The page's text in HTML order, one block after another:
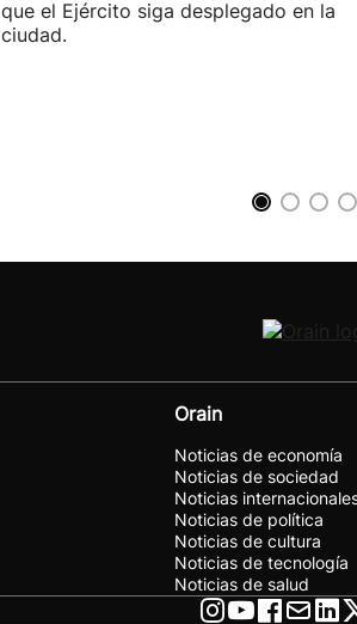
que el Ejército siga desplegado en la
ciudad.
Orain
Noticias de economía
Noticias de sociedad
Noticias
Noticias de política
Noticias de cultura
Noticias de tecnología
Noticias de salud